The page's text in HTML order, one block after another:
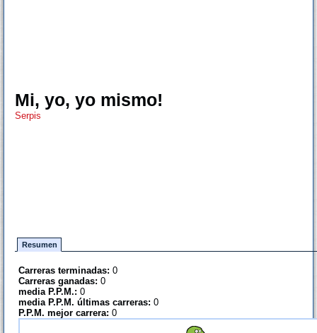
Mi, yo, yo mismo!
Serpis
Resumen
Carreras terminadas: 0
Carreras ganadas: 0
media P.P.M.: 0
media P.P.M. últimas carreras: 0
P.P.M. mejor carrera: 0